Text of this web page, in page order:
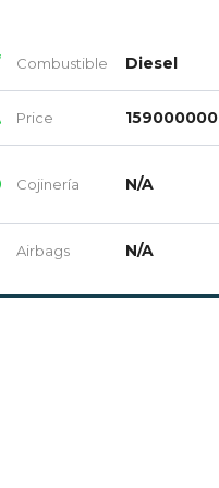
Combustible Diesel
Price 159000000
Cojinería N/A
Airbags N/A